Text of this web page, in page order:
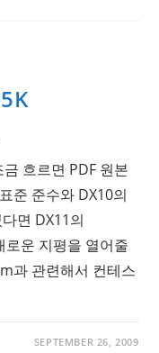
흐르면 PDF 원본
준 준수와 DX10의
면 DX11의
운 지평을 열어줄
과 관련해서 컨테스
SEPTEMBER 26, 2009